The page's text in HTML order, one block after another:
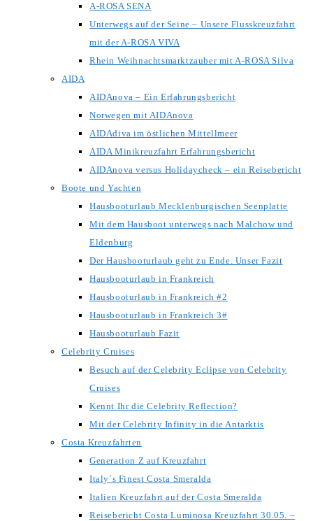
A-ROSA SENA
Unterwegs auf der Seine – Unsere Flusskreuzfahrt
mit der A-ROSA VIVA
Rhein Weihnachtsmarktzauber mit A-ROSA Silva
AIDA
AIDAnova – Ein Erfahrungsbericht
Norwegen mit AIDAnova
AIDAdiva im östlichen Mittellmeer
AIDA Minikreuzfahrt Erfahrungsbericht
AIDAnova versus Holidaycheck – ein Reisebericht
Boote und Yachten
Hausbooturlaub Mecklenburgischen Seenplatte
Mit dem Hausboot unterwegs nach Malchow und
Eldenburg
Der Hausbooturlaub geht zu Ende. Unser Fazit
Hausbooturlaub in Frankreich
Hausbooturlaub in Frankreich #2
Hausbooturlaub in Frankreich 3#
Hausbooturlaub Fazit
Celebrity Cruises
Besuch auf der Celebrity Eclipse von Celebrity
Cruises
Kennt Ihr die Celebrity Reflection?
Mit der Celebrity Infinity in die Antarktis
Costa Kreuzfahrten
Generation Z auf Kreuzfahrt
Italy´s Finest Costa Smeralda
Italien Kreuzfahrt auf der Costa Smeralda
Reisebericht Costa Luminosa Kreuzfahrt 30.05. –